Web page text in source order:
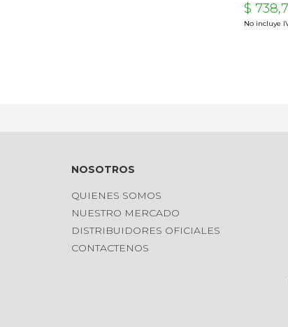
$
No incluye
NOSOTROS
QUIENES SOMOS
NUESTRO MERCADO
DISTRIBUIDORES OFICIALES
CONTACTENOS